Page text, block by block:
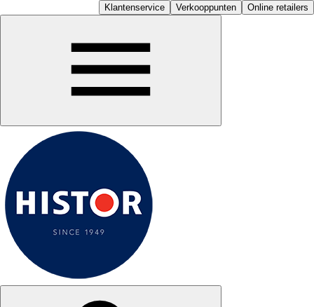
Klantenservice Verkooppunten Online retailers